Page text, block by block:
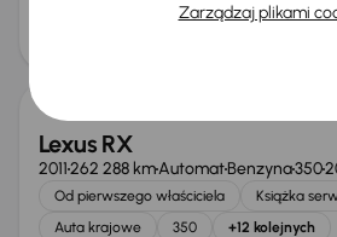
Lexus RX
2011262 288 kmAutomatBenzyna350
Od pierwszego właściciela
Książka
Auta krajowe
350 +12 kolejnych
Zarządzaj plikami